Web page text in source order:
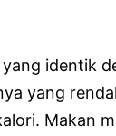
identik
yang
Makan